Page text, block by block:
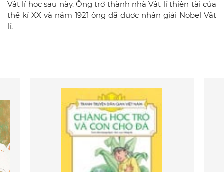
Vật lí học sau này. Ông trở thành nhà Vật lí thiên tài của
thế kỉ XX và năm 1921 ông đã được nhận giải Nobel Vật
lí.